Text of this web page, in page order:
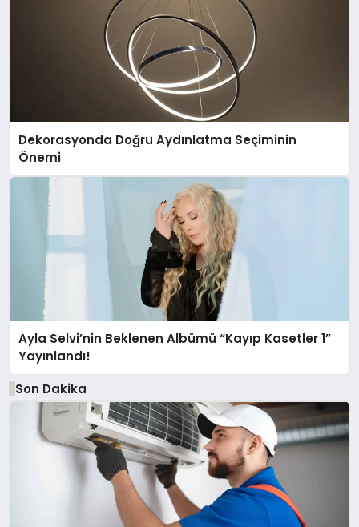
Dekorasyonda Doğru Aydınlatma Seçiminin
Önemi
Ayla Selvi’nin Beklenen Albümü “Kayıp Kasetler 1”
Yayınlandı!
Son Dakika